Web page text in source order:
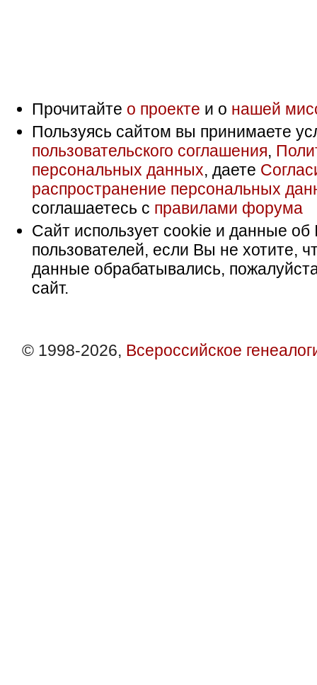
Прочитайте о проекте и о нашей
Пользуясь сайтом вы принимаете
пользовательского соглашения,
персональных данных, даете
распространение персональных
соглашаетесь с правилами форума
Сайт использует cookie и данные об
пользователей, если Вы не хотите,
данные обрабатывались,
сайт.
© 1998-2026, Всероссийское